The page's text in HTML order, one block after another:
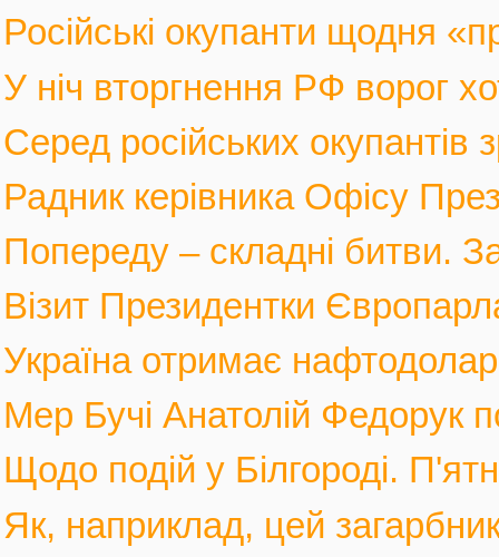
Російські окупанти щодня
У ніч вторгнення РФ ворог
Серед російських
Радник керівника Офісу
Попереду – складні битви.
Візит Президентки
Україна отримає
Мер Бучі Анатолій Федорук
Щодо подій у Білгороді.
Як, наприклад, цей